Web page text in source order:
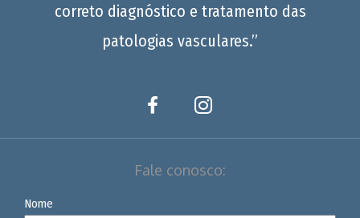
correto diagnóstico e tratamento das
patologias vasculares.”
Fale conosco:
Nome